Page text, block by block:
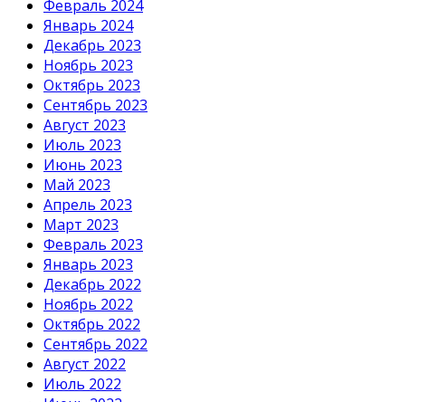
Февраль 2024
Январь 2024
Декабрь 2023
Ноябрь 2023
Октябрь 2023
Сентябрь 2023
Август 2023
Июль 2023
Июнь 2023
Май 2023
Апрель 2023
Март 2023
Февраль 2023
Январь 2023
Декабрь 2022
Ноябрь 2022
Октябрь 2022
Сентябрь 2022
Август 2022
Июль 2022